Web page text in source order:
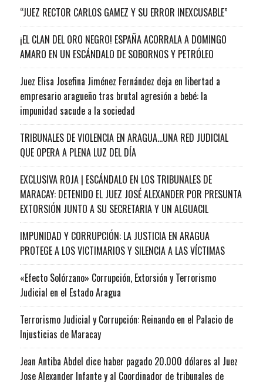
“JUEZ RECTOR CARLOS GAMEZ Y SU ERROR INEXCUSABLE”
¡EL CLAN DEL ORO NEGRO! ESPAÑA ACORRALA A DOMINGO
AMARO EN UN ESCÁNDALO DE SOBORNOS Y PETRÓLEO
Juez Elisa Josefina Jiménez Fernández deja en libertad a
empresario aragueño tras brutal agresión a bebé: la
impunidad sacude a la sociedad
TRIBUNALES DE VIOLENCIA EN ARAGUA…UNA RED JUDICIAL
QUE OPERA A PLENA LUZ DEL DÍA
EXCLUSIVA ROJA | ESCÁNDALO EN LOS TRIBUNALES DE
MARACAY: DETENIDO EL JUEZ JOSÉ ALEXANDER POR PRESUNTA
EXTORSIÓN JUNTO A SU SECRETARIA Y UN ALGUACIL
IMPUNIDAD Y CORRUPCIÓN: LA JUSTICIA EN ARAGUA
PROTEGE A LOS VICTIMARIOS Y SILENCIA A LAS VÍCTIMAS
«Efecto Solórzano» Corrupción, Extorsión y Terrorismo
Judicial en el Estado Aragua
Terrorismo Judicial y Corrupción: Reinando en el Palacio de
Injusticias de Maracay
Jean Antiba Abdel dice haber pagado 20.000 dólares al Juez
Jose Alexander Infante y al Coordinador de tribunales de